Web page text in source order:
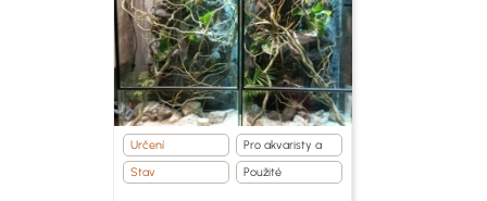
Určení
Pro akvaristy a
teraristy
Stav
Použité